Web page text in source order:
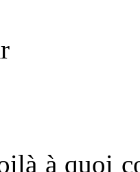
à quoi